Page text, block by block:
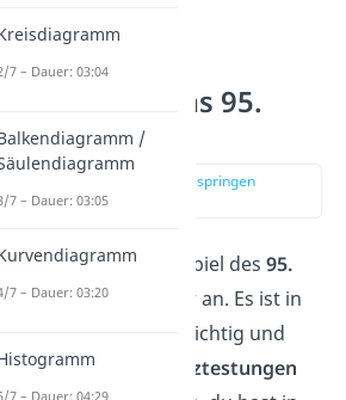
bedeutet das 95.
zur Stelle im Video springen
(00:59)
wir uns das Beispiel des 95.
etwas genauer an. Es ist in
Statistik besonders wichtig und
etwa bei
Signifikanztestungen
7 – Dauer: 03:04
/
7 – Dauer: 03:05
7 – Dauer: 03:20
7 – Dauer: 04:29